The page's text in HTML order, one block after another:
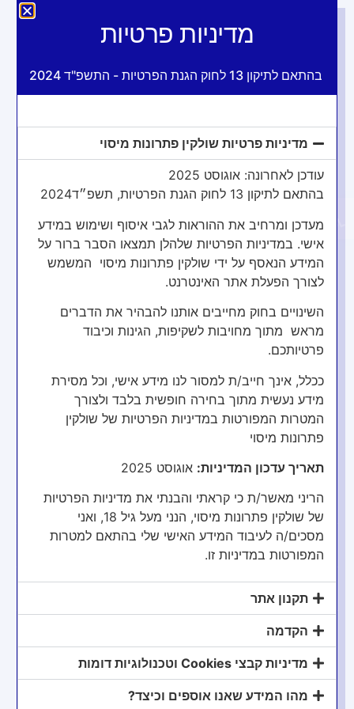
פתח סרגל נגישות
גולשים יקרים,
על מנת להמשיך בצפייה בתוכן
האתר יש לאשר את מדיניות קבצי
ה-cookie
אשמח לעמוד לרשותכם בכל עת
במספר 050-4078770
להמשך גלישה באתר ולחזרה לדף
הבית
מעוניינים לשמוע עוד? השאירו
פרטים ואחזור אליכם בהקדם!
נטלי שולקין ברשתות החברתיות
מדיניות פרטיות
בהתאם לתיקון 13 לחוק הגנת הפרטיות - התשפ"ד 2024
מדיניות פרטיות שולקין פתרונות מיסוי
עודכן לאחרונה: אוגוסט 2025
בהתאם לתיקון 13 לחוק הגנת הפרטיות, תשפ״ד2024
מעדכן ומרחיב את ההוראות לגבי איסוף ושימוש במידע
אישי. במדיניות הפרטיות שלהלן תמצאו הסבר ברור על
המידע הנאסף על ידי שולקין פתרונות מיסוי המשמש
לצורך הפעלת אתר האינטרנט.
השינויים בחוק מחייבים אותנו להבהיר את הדברים
מראש מתוך מחויבות לשקיפות, הגינות וכיבוד
פרטיותכם.
ככלל, אינך חייב/ת למסור לנו מידע אישי, וכל מסירת
מידע נעשית מתוך בחירה חופשית בלבד ולצורך
המטרות המפורטות במדיניות הפרטיות של שולקין
פתרונות מיסוי
תאריך עדכון המדיניות: אוגוסט 2025
הריני מאשר/ת כי קראתי והבנתי את מדיניות הפרטיות
של שולקין פתרונות מיסוי, הנני מעל גיל 18, ואני
מסכים/ה לעיבוד המידע האישי שלי בהתאם למטרות
המפורטות במדיניות זו.
תקנון אתר
הקדמה
מדיניות קבצי Cookies וטכנולוגיות דומות
מהו המידע שאנו אוספים וכיצד?